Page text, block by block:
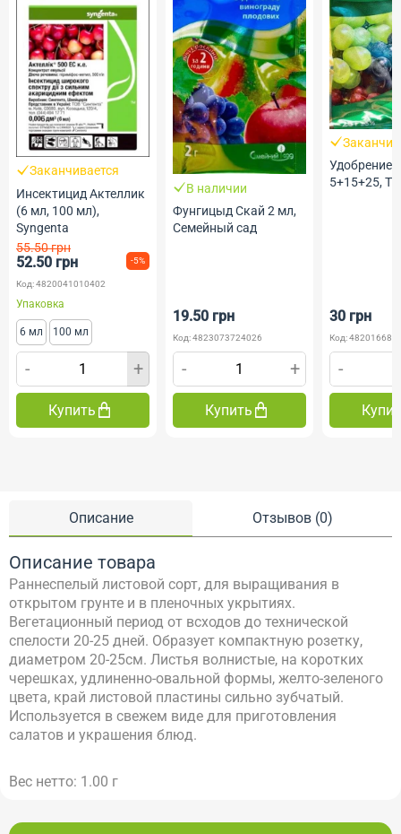
Описание Отзывов (0)
Описание товара
Раннеспелый листовой сорт, для выращивания в
открытом грунте и в пленочных укрытиях.
Вегетационный период от всходов до технической
спелости 20-25 дней. Образует компактную розетку,
диаметром 20-25см. Листья волнистые, на коротких
черешках, удлиненно-овальной формы, желто-зеленого
цвета, край листовой пластины сильно зубчатый.
Используется в свежем виде для приготовления
салатов и украшения блюд.
Вес нетто: 1.00 г
Заканчивается
Инсектицид Актеллик
(6 мл, 100 мл),
Syngenta
55.50 грн
52.50 грн -5%
Код: 4820041010402
Упаковка
6 мл 100 мл
- +
Купить
В наличии
Фунгицыд Скай 2 мл,
Семейный сад
19.50 грн
Код: 4823073724026
- +
Купить
Удобрение
5+15+25,
30 грн
Код:
-